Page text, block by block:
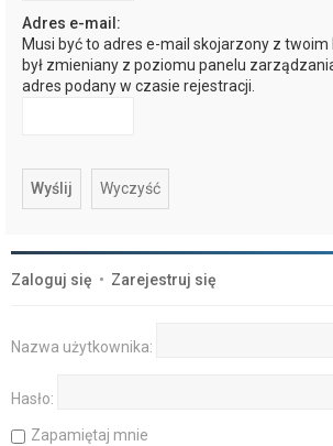
Adres e-mail:
Musi być to adres e-mail skojarzony z twoim
był zmieniany z poziomu panelu
adres podany w czasie rejestracji.
Zaloguj się • Zarejestruj się
Nazwa użytkownika:
Hasło:
Zapamiętaj mnie